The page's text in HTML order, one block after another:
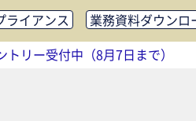
ライアンス
業務資料ダウンロ
ケーション活性化
FM・オフ
ソーシング・BPO
調査・レ
リー受付中（8月7日まで）